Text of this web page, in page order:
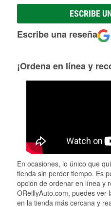
ESCRIBE
Escribe una reseña
¡Ordena en línea y
En ocasiones, lo único que
tienda sin perder tiempo. Es
opción de ordenar en línea y
OReillyAuto.com, puedes ver
en la tienda más cercana y